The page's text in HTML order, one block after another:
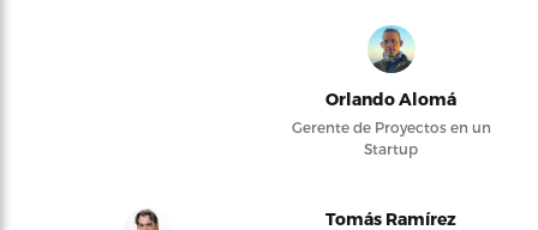
Orlando Alomá
Gerente de Proyectos en un
Startup
Tomás Ramírez